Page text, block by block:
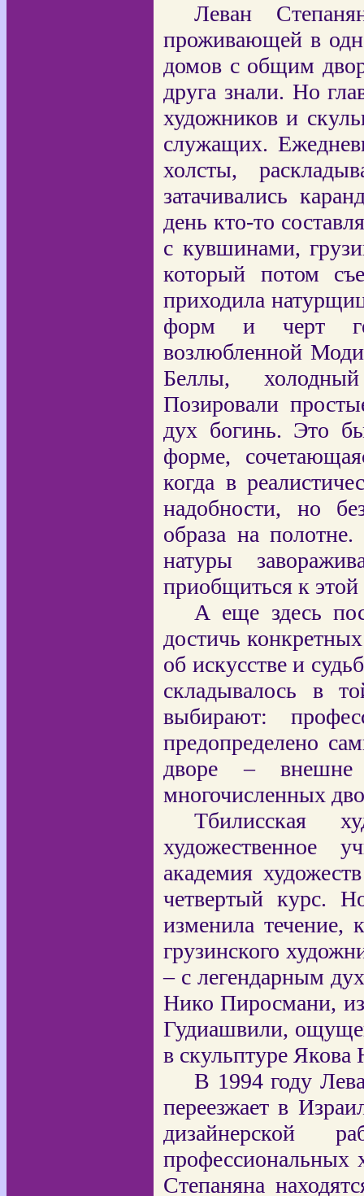
Леван
проживающей в
домов с общим
друга знали. Но
художников и
служащих.
холсты,
затачивались
день кто-то
с кувшинами,
который потом
приходила
форм и черт
возлюбленной
Беллы,
Позировали
дух богинь. Это
форме,
когда в
надобности, но
образа на полотне.
натуры
приобщиться к этой
А еще здесь
достичь
об искусстве и
складывалось в
выбирают:
предопределено
дворе –
многочисленных
Тбилисская
художественное
академия
четвертый курс.
изменила течение,
грузинского
– с легендарным
Нико Пиросмани,
Гудиашвили,
в скульптуре Якова
В 1994 году
переезжает в
дизайнерской
профессиональных
Степаняна